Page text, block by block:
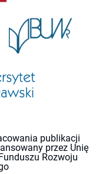
publikacji
przez Unię
Rozwoju